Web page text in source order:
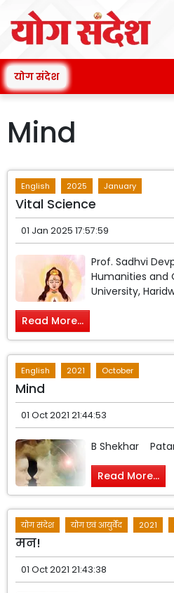
योग संदेश
Mind
English 2025 January
Vital Science
01 Jan 2025 17:57:59
Prof. Sadhvi
Humanities and
University,
Read More...
English 2021 October
Mind
01 Oct 2021 21:44:53
B Shekhar
Read More...
योग संदेश योग एवं आयुर्वेद 2021
मन!
01 Oct 2021 21:43:38